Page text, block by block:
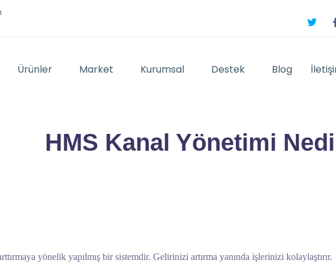
Ürünler Market Kurumsal Destek Blog
HMS Kanal Yönetimi
yönelik yapılmış bir sistemdir. Gelirinizi artırma yanında işlerinizi kolaylaştırır.